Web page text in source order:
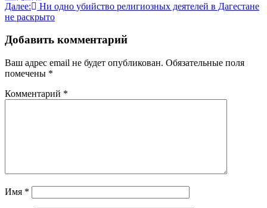
записям
Далее:
Ни одно убийство религиозных деятелей в Дагестане
не раскрыто
Добавить комментарий
Ваш адрес email не будет опубликован. Обязательные поля
помечены *
Комментарий *
Имя *